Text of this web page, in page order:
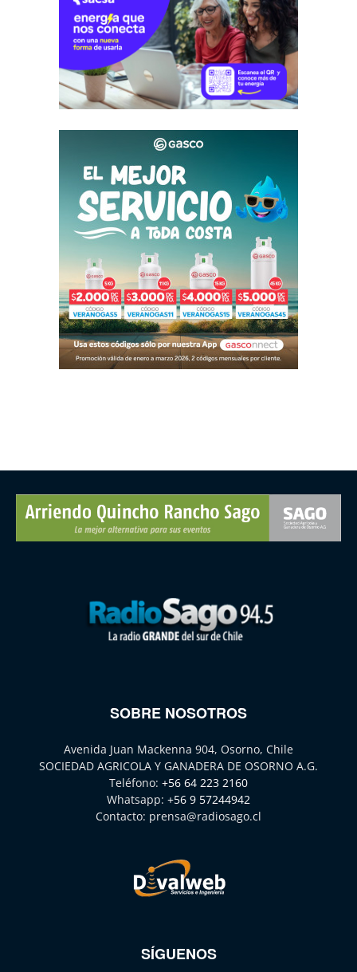
SOBRE NOSOTROS
Avenida Juan Mackenna 904, Osorno, Chile
SOCIEDAD AGRICOLA Y GANADERA DE OSORNO A.G.
Teléfono: +56 64 223 2160
Whatsapp: +56 9 57244942
Contacto: prensa@radiosago.cl
SÍGUENOS